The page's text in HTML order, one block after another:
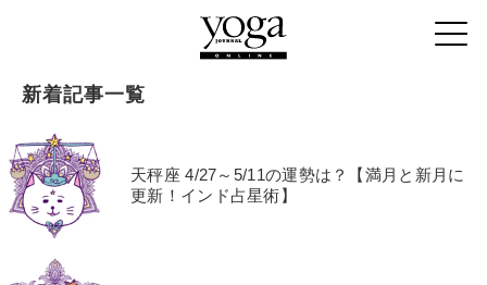
新着記事一覧
天秤座 4/27～5/11の運勢は？【満月と新月に
更新！インド占星術】